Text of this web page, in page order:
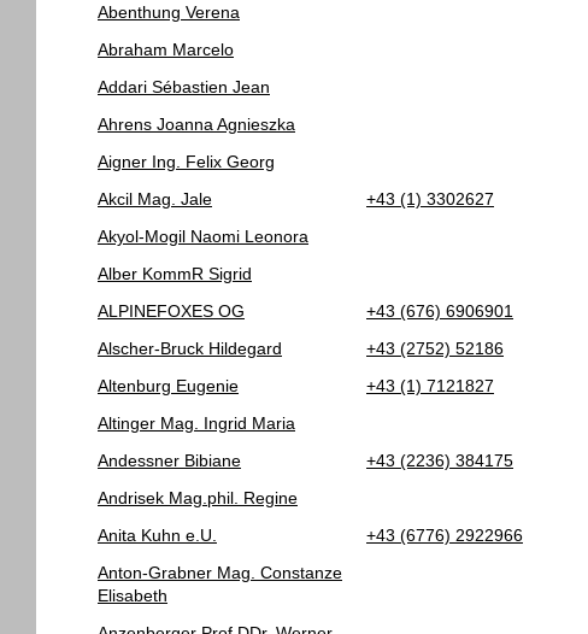
Abenthung Verena
Abraham Marcelo
Addari Sébastien Jean
Ahrens Joanna Agnieszka
Aigner Ing. Felix Georg
Akcil Mag. Jale
+43 (1) 3302627
Akyol-Mogil Naomi Leonora
Alber KommR Sigrid
ALPINEFOXES OG
+43 (676) 6906901
Alscher-Bruck Hildegard
+43 (2752) 52186
Altenburg Eugenie
+43 (1) 7121827
Altinger Mag. Ingrid Maria
Andessner Bibiane
+43 (2236) 384175
Andrisek Mag.phil. Regine
Anita Kuhn e.U.
+43 (6776) 2922966
Anton-Grabner Mag. Constanze
Elisabeth